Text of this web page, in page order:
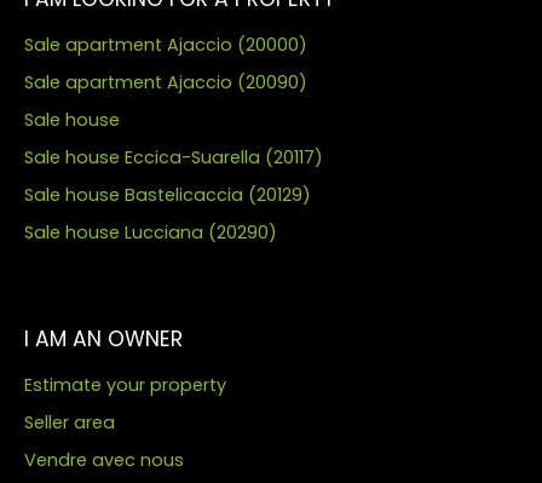
Sale apartment Ajaccio (20000)
Sale apartment Ajaccio (20090)
Sale house
Sale house Eccica-Suarella (20117)
Sale house Bastelicaccia (20129)
Sale house Lucciana (20290)
I AM AN OWNER
Estimate your property
Seller area
Vendre avec nous